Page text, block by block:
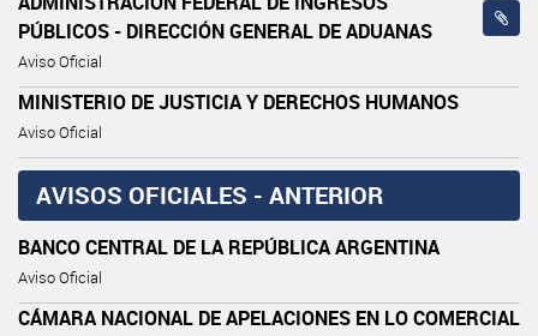
PÚBLICOS - DIRECCIÓN GENERAL DE ADUANAS
Aviso Oficial
MINISTERIO DE JUSTICIA Y DERECHOS HUMANOS
Aviso Oficial
AVISOS OFICIALES - ANTERIOR
BANCO CENTRAL DE LA REPÚBLICA ARGENTINA
Aviso Oficial
CÁMARA NACIONAL DE APELACIONES EN LO COMERCIAL